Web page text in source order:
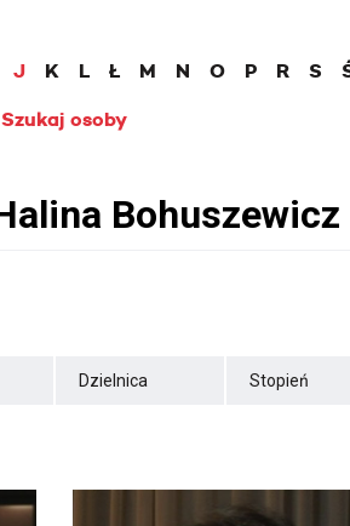
J K L Ł M N O P R S
Szukaj osoby
Dzielnica Stopień